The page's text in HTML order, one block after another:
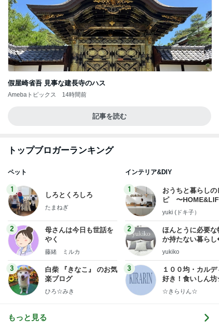
假屋崎省吾 見事な建長寺のハス
Amebaトピックス 14時間前
記事を読む
トップブロガーランキング
ペット
1
しろとくろしろ
たまねぎ
2
母さんは今日も世話を
やく
藤緒 ミルカ
3
白柴 『きなこ』 のお気
楽ブログ
ひろ☆みき
インテリア&DIY
1
おうちと暮らしの
ピ 〜
yuki (ドキ子）
2
ほんとうに必要な
か持たない暮ら
ep Life Simple◆
yukiko
3
１００均・カルデ
好き！食いしん
らりん☆のブログ
☆きらりん☆
もっと見る